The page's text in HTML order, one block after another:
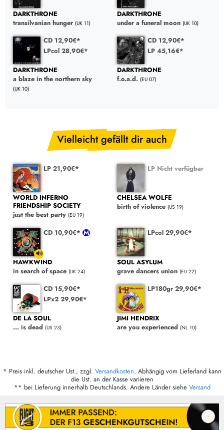
DARKTHRONE
transilvanian hunger (UK 11)
DARKTHRONE
under a funeral moon (UK 10)
CD 12,90€*
LPcol 28,90€*
DARKTHRONE
a blaze in the northern sky
(UK 10)
CD 12,90€*
LP 45,16€*
DARKTHRONE
f.o.a.d. (EU 07)
Vielleicht gefällt dir auch
LP 21,90€*
WORLD INFERNO
FRIENDSHIP SOCIETY
just the best party (EU 19)
LP Nicht verfügbar
CHELSEA WOLFE
birth of violence (US 19)
CD 10,90€*
HAWKWIND
in search of space (UK 24)
LPcol 29,90€*
SOUL ASYLUM
grave dancers union (EU 22)
CD 15,90€*
LPx2 29,90€*
DE LA SOUL
... is dead (US 23)
LP180gr 29,90€*
JIMI HENDRIX
are you experienced (NL 10)
* Preis inkl. deutscher Ust., zzgl. Versandkosten. Abhängig vom Lieferland kann
die Ust. an der Kasse variieren
** bei Lieferung innerhalb Deutschlands. Andere Länder siehe Versand